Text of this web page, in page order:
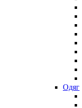
Одяг